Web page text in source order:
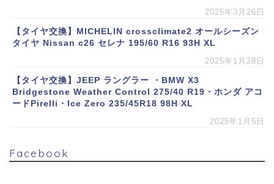
2025年3月26日
【タイヤ交換】MICHELIN crossclimate2 オールシーズン
タイヤ Nissan c26 セレナ 195/60 R16 93H XL
2025年1月28日
【タイヤ交換】JEEP ラングラー ・BMW X3
Bridgestone Weather Control 275/40 R19・ホンダ アコ
ードPirelli・Ice Zero 235/45R18 98H XL
2025年1月5日
Facebook